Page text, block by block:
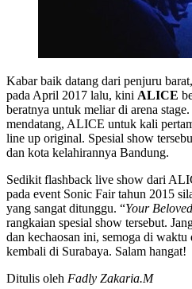
Kabar baik datang dari penjuru
pada April 2017 lalu, kini ALICE
beratnya untuk meliar di arena
mendatang, ALICE untuk kali
line up original. Spesial show
dan kota kelahirannya Bandung.
Sedikit flashback live show dari
pada event Sonic Fair tahun 2015
yang sangat ditunggu. “Your
rangkaian spesial show tersebut.
dan kechaosan ini, semoga di
kembali di Surabaya. Salam hangat!
Ditulis oleh Fadly Zakaria.M